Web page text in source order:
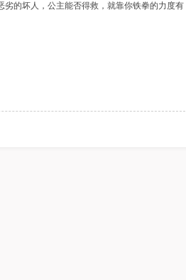
的坏人，公主能否得救，就靠你铁拳的力度有